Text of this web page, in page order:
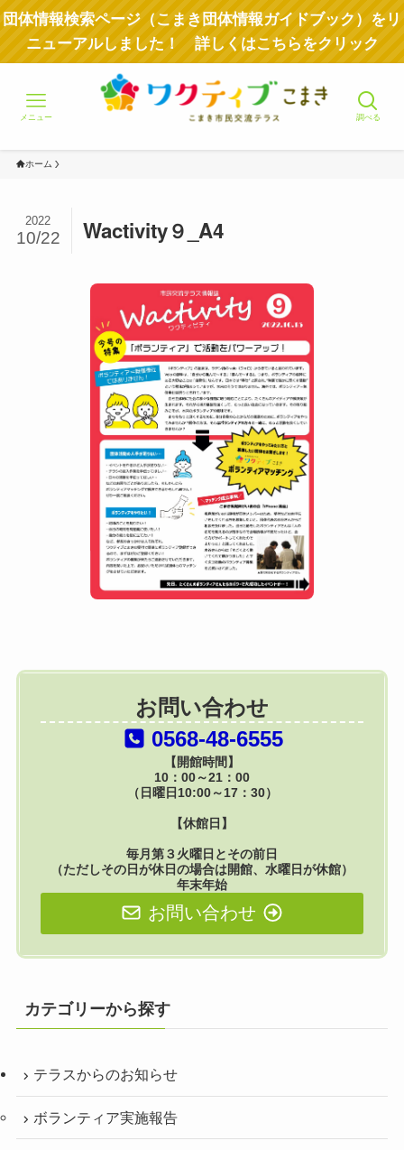
団体情報検索ページ（こまき団体情報ガイドブック）をリ
ニューアルしました！ 詳しくはこちらをクリック
調べる
メニュー
ホーム
Wactivity９_A4
2022
10/22
お問い合わせ
0568-48-6555
【開館時間】
10：00～21：00
（日曜日10:00～17：30）
【休館日】
毎月第３火曜日とその前日
（ただしその日が休日の場合は開館、水曜日が休館）
年末年始
お問い合わせ
カテゴリーから探す
テラスからのお知らせ
ボランティア実施報告